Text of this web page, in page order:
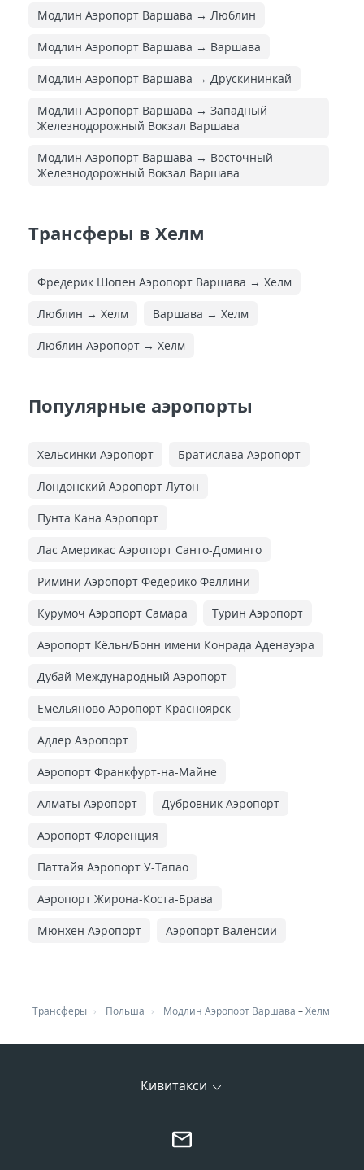
Модлин Аэропорт Варшава → Люблин
Модлин Аэропорт Варшава → Варшава
Модлин Аэропорт Варшава → Друскининкай
Модлин Аэропорт Варшава → Западный
Железнодорожный Вокзал Варшава
Модлин Аэропорт Варшава → Восточный
Железнодорожный Вокзал Варшава
Трансферы в Хелм
Фредерик Шопен Аэропорт Варшава → Хелм
Люблин → Хелм Варшава → Хелм
Люблин Аэропорт → Хелм
Популярные аэропорты
Хельсинки Аэропорт Братислава Аэропорт
Лондонский Аэропорт Лутон
Пунта Кана Аэропорт
Лас Америкас Аэропорт Санто-Доминго
Римини Аэропорт Федерико Феллини
Курумоч Аэропорт Самара Турин Аэропорт
Аэропорт Кёльн/Бонн имени Конрада Аденауэра
Дубай Международный Аэропорт
Емельяново Аэропорт Красноярск
Адлер Аэропорт
Аэропорт Франкфурт-на-Майне
Алматы Аэропорт Дубровник Аэропорт
Аэропорт Флоренция
Паттайя Аэропорт У-Тапао
Аэропорт Жирона-Коста-Брава
Мюнхен Аэропорт Аэропорт Валенсии
Трансферы Польша Модлин Аэропорт Варшава –Хелм
Кивитакси